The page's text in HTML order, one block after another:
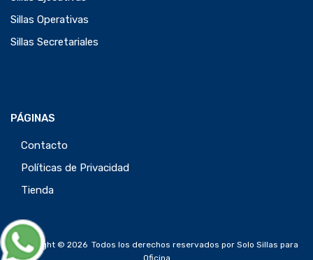
Sillas Operativas
Sillas Secretariales
PÁGINAS
Contacto
Políticas de Privacidad
Tienda
Copyright © 2026 Todos los derechos reservados por Solo Sillas para
Oficina